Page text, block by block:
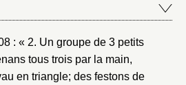
: « 2. Un groupe de 3 petits
tous trois par la main,
en triangle; des festons de